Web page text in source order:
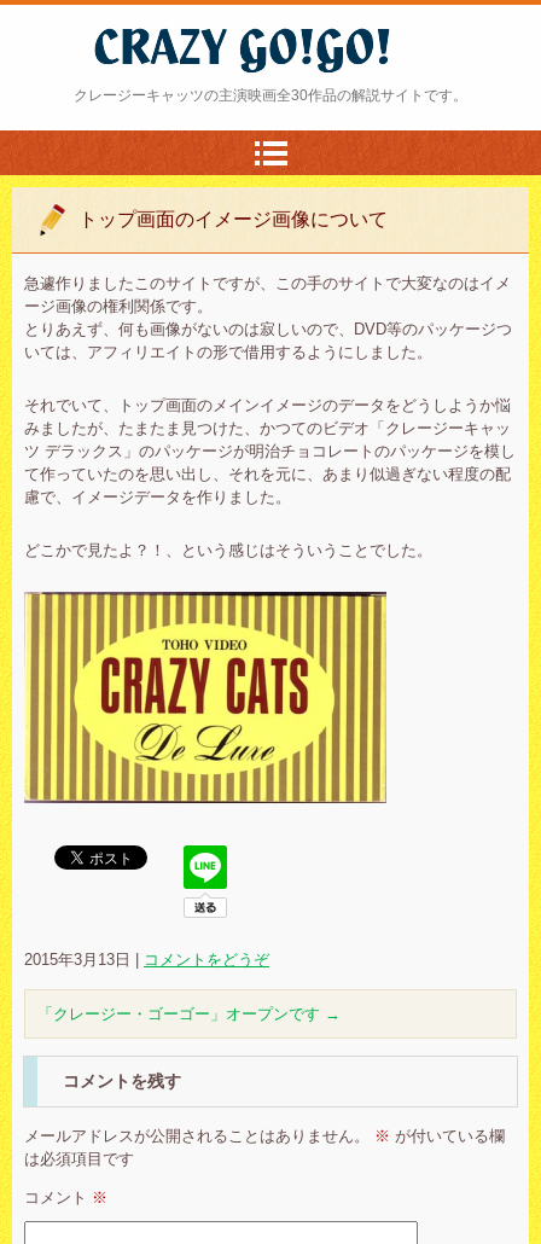
クレージー・ゴーゴー
クレージーキャッツの主演映画全30作品の解説サイトです。
トップ画面のイメージ画像について
急遽作りましたこのサイトですが、この手のサイトで大変なのはイメ
ージ画像の権利関係です。
とりあえず、何も画像がないのは寂しいので、DVD等のパッケージつ
いては、アフィリエイトの形で借用するようにしました。
それでいて、トップ画面のメインイメージのデータをどうしようか悩
みましたが、たまたま見つけた、かつてのビデオ「クレージーキャッ
ツ デラックス」のパッケージが明治チョコレートのパッケージを模し
て作っていたのを思い出し、それを元に、あまり似過ぎない程度の配
慮で、イメージデータを作りました。
どこかで見たよ？！、という感じはそういうことでした。
2015年3月13日 コメントをどうぞ
「クレージー・ゴーゴー」オープンです →
コメントを残す
メールアドレスが公開されることはありません。 ※ が付いている欄
は必須項目です
コメント ※